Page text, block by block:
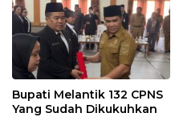
Bupati Melantik 132 CPNS
Yang Sudah Dikukuhkan